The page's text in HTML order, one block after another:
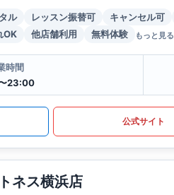
ル レッスン振替可 キャンセル可
OK 他店舗利用 無料体験 もっと見る
時間
23:00
公式サイト
ネス横浜店